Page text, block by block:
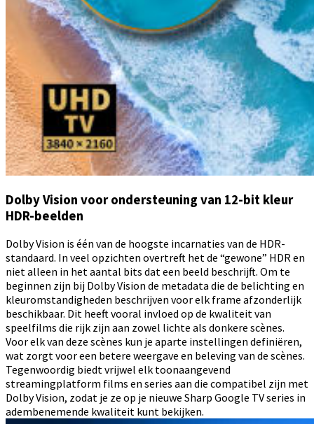
Dolby Vision voor ondersteuning van 12-bit kleur
HDR-beelden
Dolby Vision is één van de hoogste incarnaties van de HDR-
standaard. In veel opzichten overtreft het de “gewone” HDR en
niet alleen in het aantal bits dat een beeld beschrijft. Om te
beginnen zijn bij Dolby Vision de metadata die de belichting en
kleuromstandigheden beschrijven voor elk frame afzonderlijk
beschikbaar. Dit heeft vooral invloed op de kwaliteit van
speelfilms die rijk zijn aan zowel lichte als donkere scènes.
Voor elk van deze scènes kun je aparte instellingen definiëren,
wat zorgt voor een betere weergave en beleving van de scènes.
Tegenwoordig biedt vrijwel elk toonaangevend
streamingplatform films en series aan die compatibel zijn met
Dolby Vision, zodat je ze op je nieuwe Sharp Google TV series in
adembenemende kwaliteit kunt bekijken.